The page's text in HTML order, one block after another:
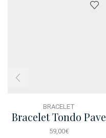
BRACELET
Bracelet Tondo Pave
Dore
59,00€